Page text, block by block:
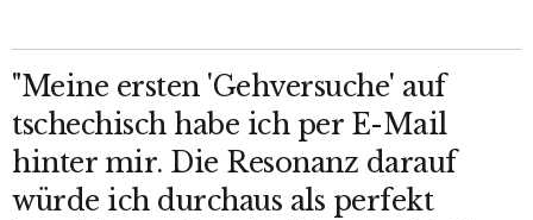
"Meine ersten 'Gehversuche' auf
tschechisch habe ich per E-Mail
hinter mir. Die Resonanz darauf
würde ich durchaus als perfekt